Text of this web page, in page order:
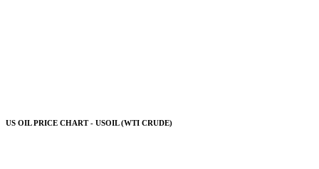
US OIL PRICE CHART - USOIL (WTI CRUDE)